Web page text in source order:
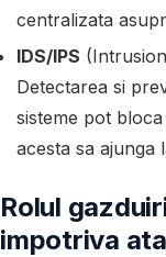
centralizata
IDS/IPS
Detectarea si
sisteme pot
acesta sa ajunga
Rolul
impotriva